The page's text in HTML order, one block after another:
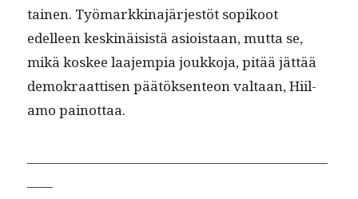
tainen. Työ­markki­na­jär­jestöt sopikoot
edelleen keskinäi­sistä asiois­taan, mut­ta se,
mikä kos­kee laa­jem­pia joukko­ja, pitää jät­tää
demokraat­tisen päätök­sen­teon val­taan, Hiil­
amo painottaa.